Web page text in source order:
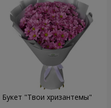
Букет "Твои хризантемы"